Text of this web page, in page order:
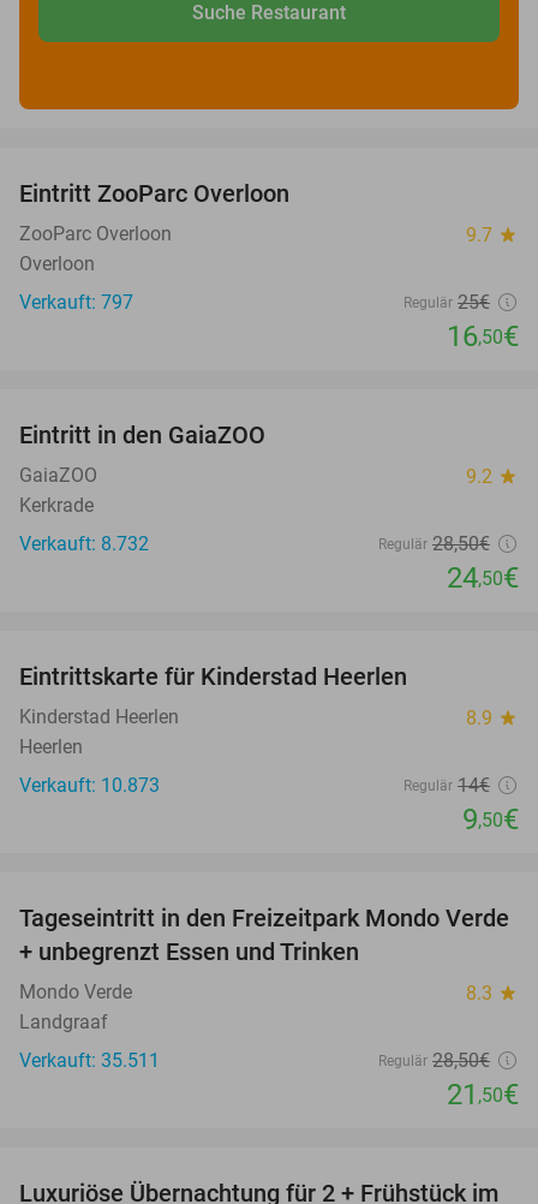
Suche Restaurant
Eintritt ZooParc Overloon
ZooParc Overloon 9.7 star
Overloon
Verkauft: 797
Regulär 25€
16,50€
Eintritt in den GaiaZOO
GaiaZOO 9.2 star
Kerkrade
Verkauft: 8.732
Regulär 28,50€
24,50€
Eintrittskarte für Kinderstad Heerlen
Kinderstad Heerlen 8.9 star
Heerlen
Verkauft: 10.873
Regulär 14€
9,50€
25%
Tageseintritt in den Freizeitpark Mondo Verde
+ unbegrenzt Essen und Trinken
Mondo Verde 8.3 star
Landgraaf
Verkauft: 35.511
Regulär 28,50€
21 ,50€
Luxuriöse Übernachtung für 2 + Frühstück im